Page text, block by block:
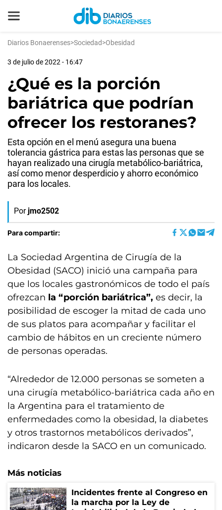
Diarios Bonaerenses>Sociedad>Obesidad
3 de julio de 2022 - 16:47
¿Qué es la porción
bariátrica que podrían
ofrecer los restoranes?
Esta opción en el menú asegura una buena
tolerancia gástrica para estas las personas que se
hayan realizado una cirugía metabólico-bariátrica,
así como menor desperdicio y ahorro económico
para los locales.
Por jmo2502
Para compartir:
La Sociedad Argentina de Cirugía de la
Obesidad (SACO) inició una campaña para
que los locales gastronómicos de todo el país
ofrezcan la “porción bariátrica”, es decir, la
posibilidad de escoger la mitad de cada uno
de sus platos para acompañar y facilitar el
cambio de hábitos en un creciente número
de personas operadas.
“Alrededor de 12.000 personas se someten a
una cirugía metabólico-bariátrica cada año en
la Argentina para el tratamiento de
enfermedades como la obesidad, la diabetes
y otros trastornos metabólicos derivados”,
indicaron desde la SACO en un comunicado.
Más noticias
Incidentes frente al Congreso en
la marcha por la Ley de